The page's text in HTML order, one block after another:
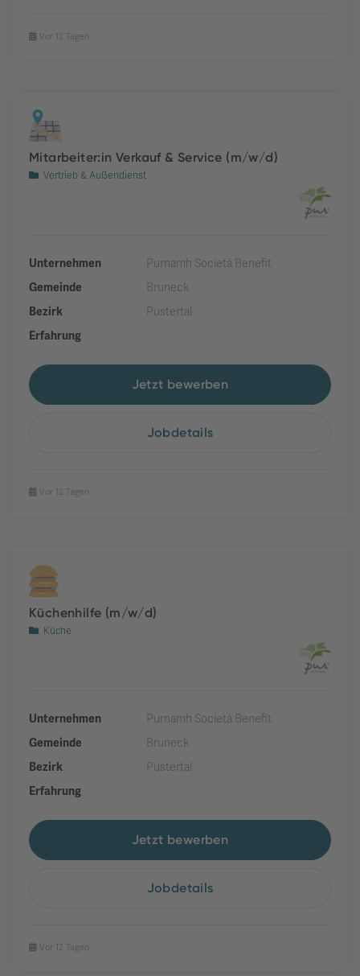
Vor 12 Tagen
Mitarbeiter:in Verkauf & Service (m/w/d)
Vertrieb & Außendienst
Unternehmen
Purnamh Società Benefit
Gemeinde
Bruneck
Bezirk
Pustertal
Erfahrung
Jetzt bewerben
Jobdetails
Vor 12 Tagen
Küchenhilfe (m/w/d)
Küche
Unternehmen
Purnamh Società Benefit
Gemeinde
Bruneck
Bezirk
Pustertal
Erfahrung
Jetzt bewerben
Jobdetails
Vor 12 Tagen